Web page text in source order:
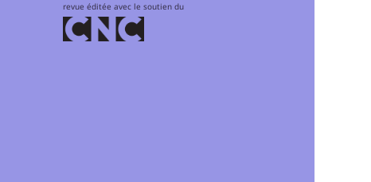
revue éditée avec le soutien du